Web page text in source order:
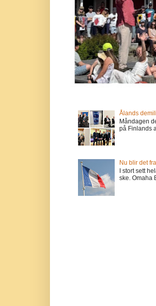
Ålands
Måndagen
på Finlands
Nu blir det
I stort sett
ske. Omaha